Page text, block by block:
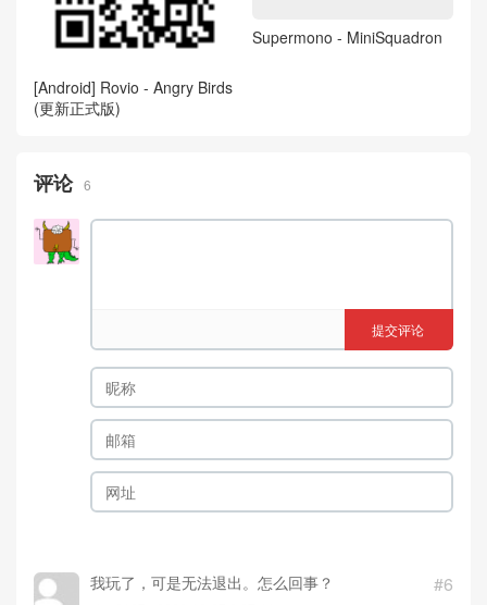
[Android] Rovio - Angry Birds
(更新正式版)
Supermono - MiniSquadron
评论 6
提交评论
#6
我玩了，可是无法退出。怎么回事？